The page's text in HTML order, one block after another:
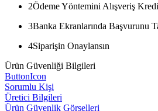
2Ödeme Yöntemini Alışveriş
3Banka Ekranlarında Başvurunu
4Siparişin Onaylansın
Ürün Güvenliği Bilgileri
ButtonIcon
Sorumlu Kişi
Üretici Bilgileri
Ürün Güvenlik Görselleri